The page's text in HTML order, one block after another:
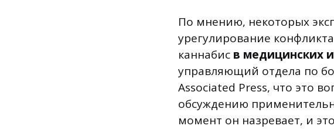
По мнению, некоторых
урегулирование
каннабис в медицинских
управляющий отдела по
Associated Press, что это
обсуждению
момент он назревает, и